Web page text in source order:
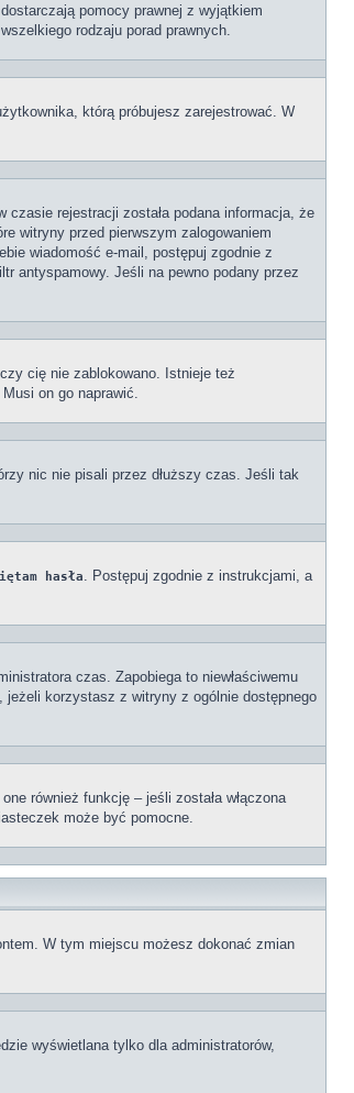
pomocy prawnej z wyjątkiem
rodzaju porad prawnych.
którą próbujesz zarejestrować. W
czasie rejestracji została podana informacja, że
witryny przed pierwszym zalogowaniem
wiadomość e-mail, postępuj zgodnie z
antyspamowy. Jeśli na pewno podany przez
cię nie zablokowano. Istnieje też
on go naprawić.
nic nie pisali przez dłuższy czas. Jeśli tak
hasła. Postępuj zgodnie z instrukcjami, a
czas. Zapobiega to niewłaściwemu
jeżeli korzystasz z witryny z ogólnie dostępnego
również funkcję – jeśli została włączona
może być pomocne.
W tym miejscu możesz dokonać zmian
wyświetlana tylko dla administratorów,